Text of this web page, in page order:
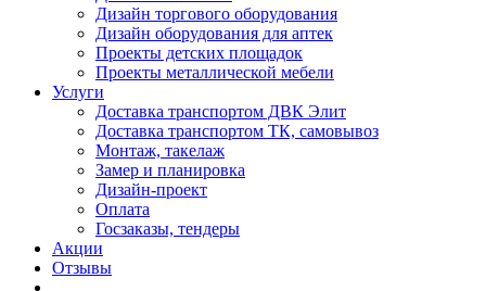
Дизайн торгового оборудования
Дизайн оборудования для аптек
Проекты детских площадок
Проекты металлической мебели
Услуги
Доставка транспортом ДВК Элит
Доставка транспортом ТК, самовывоз
Монтаж, такелаж
Замер и планировка
Дизайн-проект
Оплата
Госзаказы, тендеры
Акции
Отзывы